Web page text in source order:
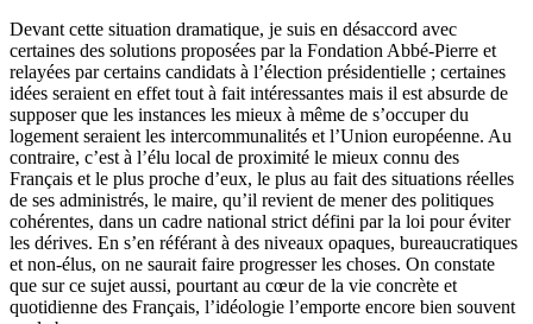
Devant cette situation dramatique, je suis en désaccord avec
certaines des solutions proposées par la Fondation Abbé-Pierre et
relayées par certains candidats à l’élection présidentielle ; certaines
idées seraient en effet tout à fait intéressantes mais il est absurde de
supposer que les instances les mieux à même de s’occuper du
logement seraient les intercommunalités et l’Union européenne. Au
contraire, c’est à l’élu local de proximité le mieux connu des
Français et le plus proche d’eux, le plus au fait des situations réelles
de ses administrés, le maire, qu’il revient de mener des politiques
cohérentes, dans un cadre national strict défini par la loi pour éviter
les dérives. En s’en référant à des niveaux opaques, bureaucratiques
et non-élus, on ne saurait faire progresser les choses. On constate
que sur ce sujet aussi, pourtant au cœur de la vie concrète et
quotidienne des Français, l’idéologie l’emporte encore bien souvent